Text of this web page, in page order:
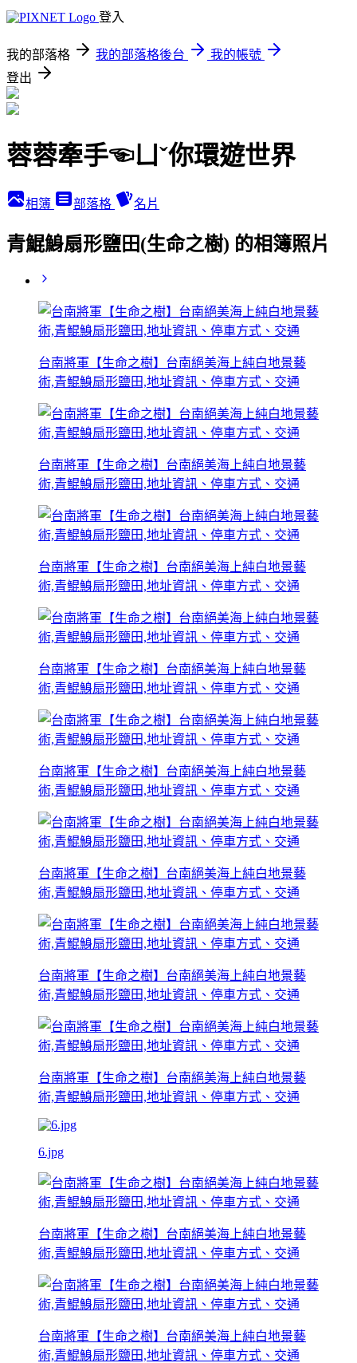
登入
我的部落格 我的部落格後台
我的帳號
登出
蓉蓉牽手☜ㄩˇ你環遊世界
相簿 部落格 名片
青鯤鯓扇形鹽田(生命之樹) 的相簿照片
台南將軍【生命之樹】台南絕美海上純白地景藝
術,青鯤鯓扇形鹽田,地址資訊、停車方式、交通
台南將軍【生命之樹】台南絕美海上純白地景藝
術,青鯤鯓扇形鹽田,地址資訊、停車方式、交通
台南將軍【生命之樹】台南絕美海上純白地景藝
術,青鯤鯓扇形鹽田,地址資訊、停車方式、交通
台南將軍【生命之樹】台南絕美海上純白地景藝
術,青鯤鯓扇形鹽田,地址資訊、停車方式、交通
台南將軍【生命之樹】台南絕美海上純白地景藝
術,青鯤鯓扇形鹽田,地址資訊、停車方式、交通
台南將軍【生命之樹】台南絕美海上純白地景藝
術,青鯤鯓扇形鹽田,地址資訊、停車方式、交通
台南將軍【生命之樹】台南絕美海上純白地景藝
術,青鯤鯓扇形鹽田,地址資訊、停車方式、交通
台南將軍【生命之樹】台南絕美海上純白地景藝
術,青鯤鯓扇形鹽田,地址資訊、停車方式、交通
6.jpg
台南將軍【生命之樹】台南絕美海上純白地景藝
術,青鯤鯓扇形鹽田,地址資訊、停車方式、交通
台南將軍【生命之樹】台南絕美海上純白地景藝
術,青鯤鯓扇形鹽田,地址資訊、停車方式、交通